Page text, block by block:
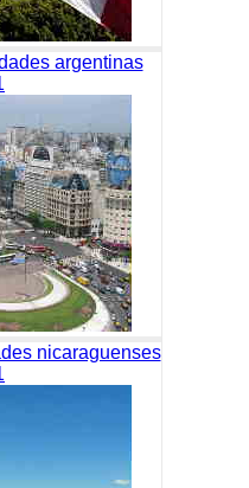
argentinas
nicaraguenses